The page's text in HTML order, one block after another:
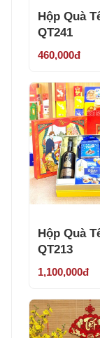
Hộp Quà
QT241
460,000đ
Hộp Quà
QT213
1,100,000đ